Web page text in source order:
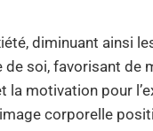
diminuant ainsi
de soi, favorisant de
la motivation pour
corporelle